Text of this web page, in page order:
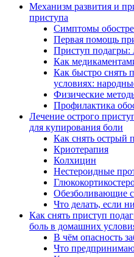
Механизм развития и
приступа
Симптомы
Первая помощь
Приступ подагры:
Как
Как быстро снять
условиях:
Физические
Профилактика
Лечение острого
для купирования боли
Как снять острый
Криотерапия
Колхицин
Нестероидные
Обезболивающие
Что делать, если
Как снять приступ
боль в домашних
В чём опасность
Что